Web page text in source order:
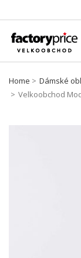
Home Dámské
Velkoobchod